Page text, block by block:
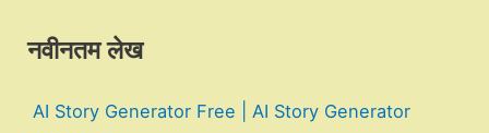
नवीनतम लेख
AI Story Generator Free | AI Story Generator